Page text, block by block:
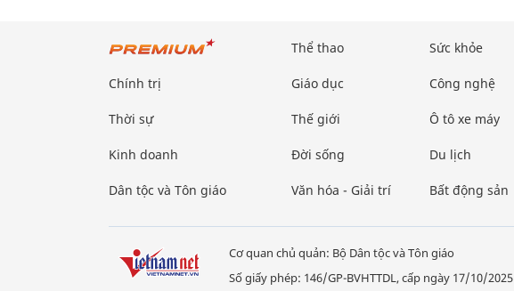
Chính trị
Thời sự
Kinh doanh
Dân tộc và Tôn giáo
Thể thao
Giáo dục
Thế giới
Đời sống
Văn hóa - Giải trí
Sức khỏe
Công nghệ
Ô tô xe máy
Du lịch
Bất động sản
Cơ quan chủ quản: Bộ Dân tộc và Tôn giáo
Số giấy phép: 146/GP-BVHTTDL, cấp ngày 17/10/2025